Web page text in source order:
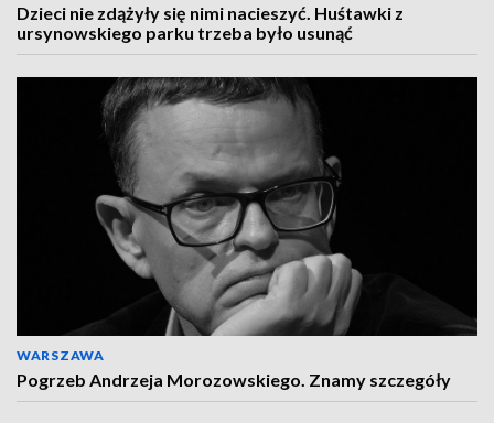
Dzieci nie zdążyły się nimi nacieszyć. Huśtawki z
ursynowskiego parku trzeba było usunąć
WARSZAWA
Pogrzeb Andrzeja Morozowskiego. Znamy szczegóły